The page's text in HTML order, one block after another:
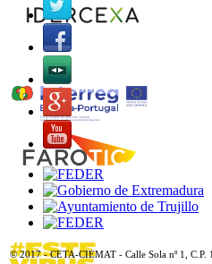
© 2017 - CETA-CIEMAT - Calle Sola nº 1,